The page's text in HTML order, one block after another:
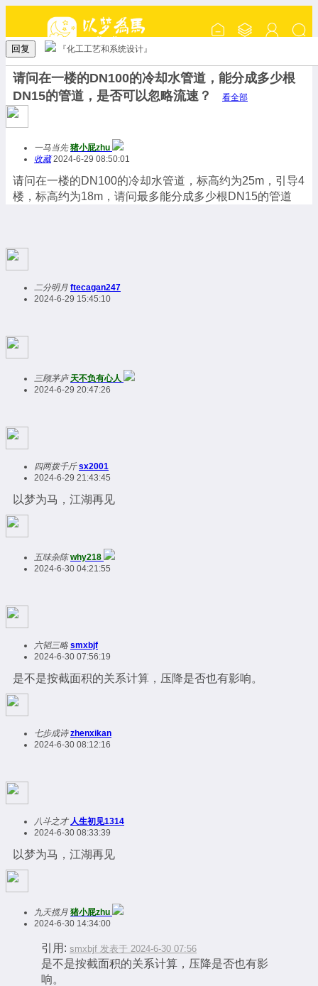
回复 『化工工艺和系统设计』
请问在一楼的DN100的冷却水管道，能分成多少根
DN15的管道，是否可以忽略流速？
看全部
一马当先 猪小屁zhu
收藏2024-6-29 08:50:01
请问在一楼的DN100的冷却水管道，标高约为25m，引导4
楼，标高约为18m，请问最多能分成多少根DN15的管道
二分明月 ftecagan247
2024-6-29 15:45:10
三顾茅庐 天不负有心人
2024-6-29 20:47:26
四两拨千斤 sx2001
2024-6-29 21:43:45
以梦为马，江湖再见
五味杂陈 why218
2024-6-30 04:21:55
六韬三略 smxbjf
2024-6-30 07:56:19
是不是按截面积的关系计算，压降是否也有影响。
七步成诗 zhenxikan
2024-6-30 08:12:16
八斗之才 人生初见1314
2024-6-30 08:33:39
以梦为马，江湖再见
九天揽月 猪小屁zhu
2024-6-30 14:34:00
引用: smxbjf 发表于 2024-6-30 07:56
是不是按截面积的关系计算，压降是否也有影
响。